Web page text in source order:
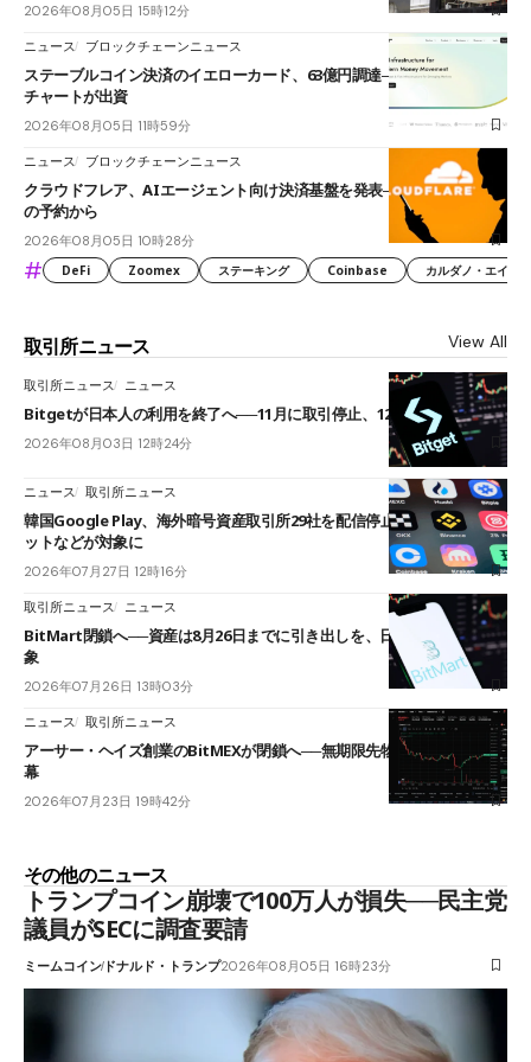
2026年08月05日 15時12分
ニュース ブロックチェーンニュース
ステーブルコイン決済のイエローカード、63億円調達──ソニーやスタン
チャートが出資
2026年08月05日 11時59分
ニュース ブロックチェーンニュース
クラウドフレア、AIエージェント向け決済基盤を発表──まずハンドル名
の予約から
2026年08月05日 10時28分
# DeFi Zoomex ステーキング Coinbase カルダノ・エイ
取引所ニュース View All
取引所ニュース ニュース
Bitgetが日本人の利用を終了へ──11月に取引停止、12月末に強制決済
2026年08月03日 12時24分
ニュース 取引所ニュース
韓国Google Play、海外暗号資産取引所29社を配信停止──OKXやバイビ
ットなどが対象に
2026年07月27日 12時16分
取引所ニュース ニュース
BitMart閉鎖へ──資産は8月26日までに引き出しを、日本人利用者も対
象
2026年07月26日 13時03分
ニュース 取引所ニュース
アーサー・ヘイズ創業のBitMEXが閉鎖へ──無期限先物を生んだ11年に
幕
2026年07月23日 19時42分
その他のニュース
トランプコイン崩壊で100万人が損失──民主党
議員がSECに調査要請
ミームコインドナルド・トランプ2026年08月05日 16時23分